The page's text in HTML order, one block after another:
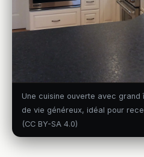
Une cuisine ouverte avec
de vie généreux, idéal pour
(CC BY-SA 4.0)